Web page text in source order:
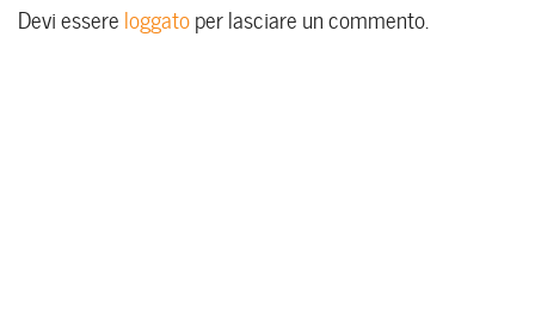
Devi essere loggatoper lasciare un commento.